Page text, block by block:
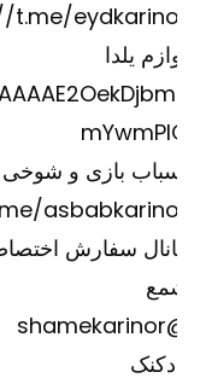
t.me/
یلدا
بازی و شوخی و
t.me/
سفارش اختصاصی